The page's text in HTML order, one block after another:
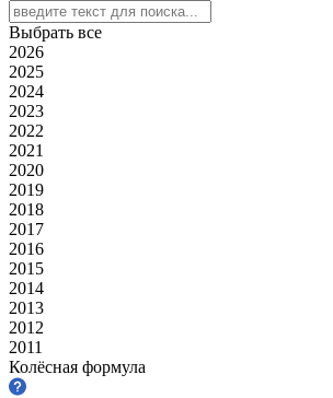
Выбрать все
2026
2025
2024
2023
2022
2021
2020
2019
2018
2017
2016
2015
2014
2013
2012
2011
Колёсная формула